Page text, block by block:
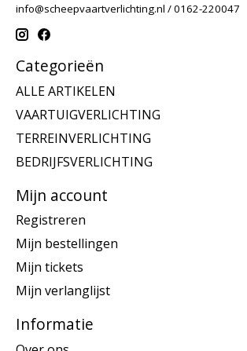
info@scheepvaartverlichting.nl / 0162-220047
Categorieën
ALLE ARTIKELEN
VAARTUIGVERLICHTING
TERREINVERLICHTING
BEDRIJFSVERLICHTING
Mijn account
Registreren
Mijn bestellingen
Mijn tickets
Mijn verlanglijst
Informatie